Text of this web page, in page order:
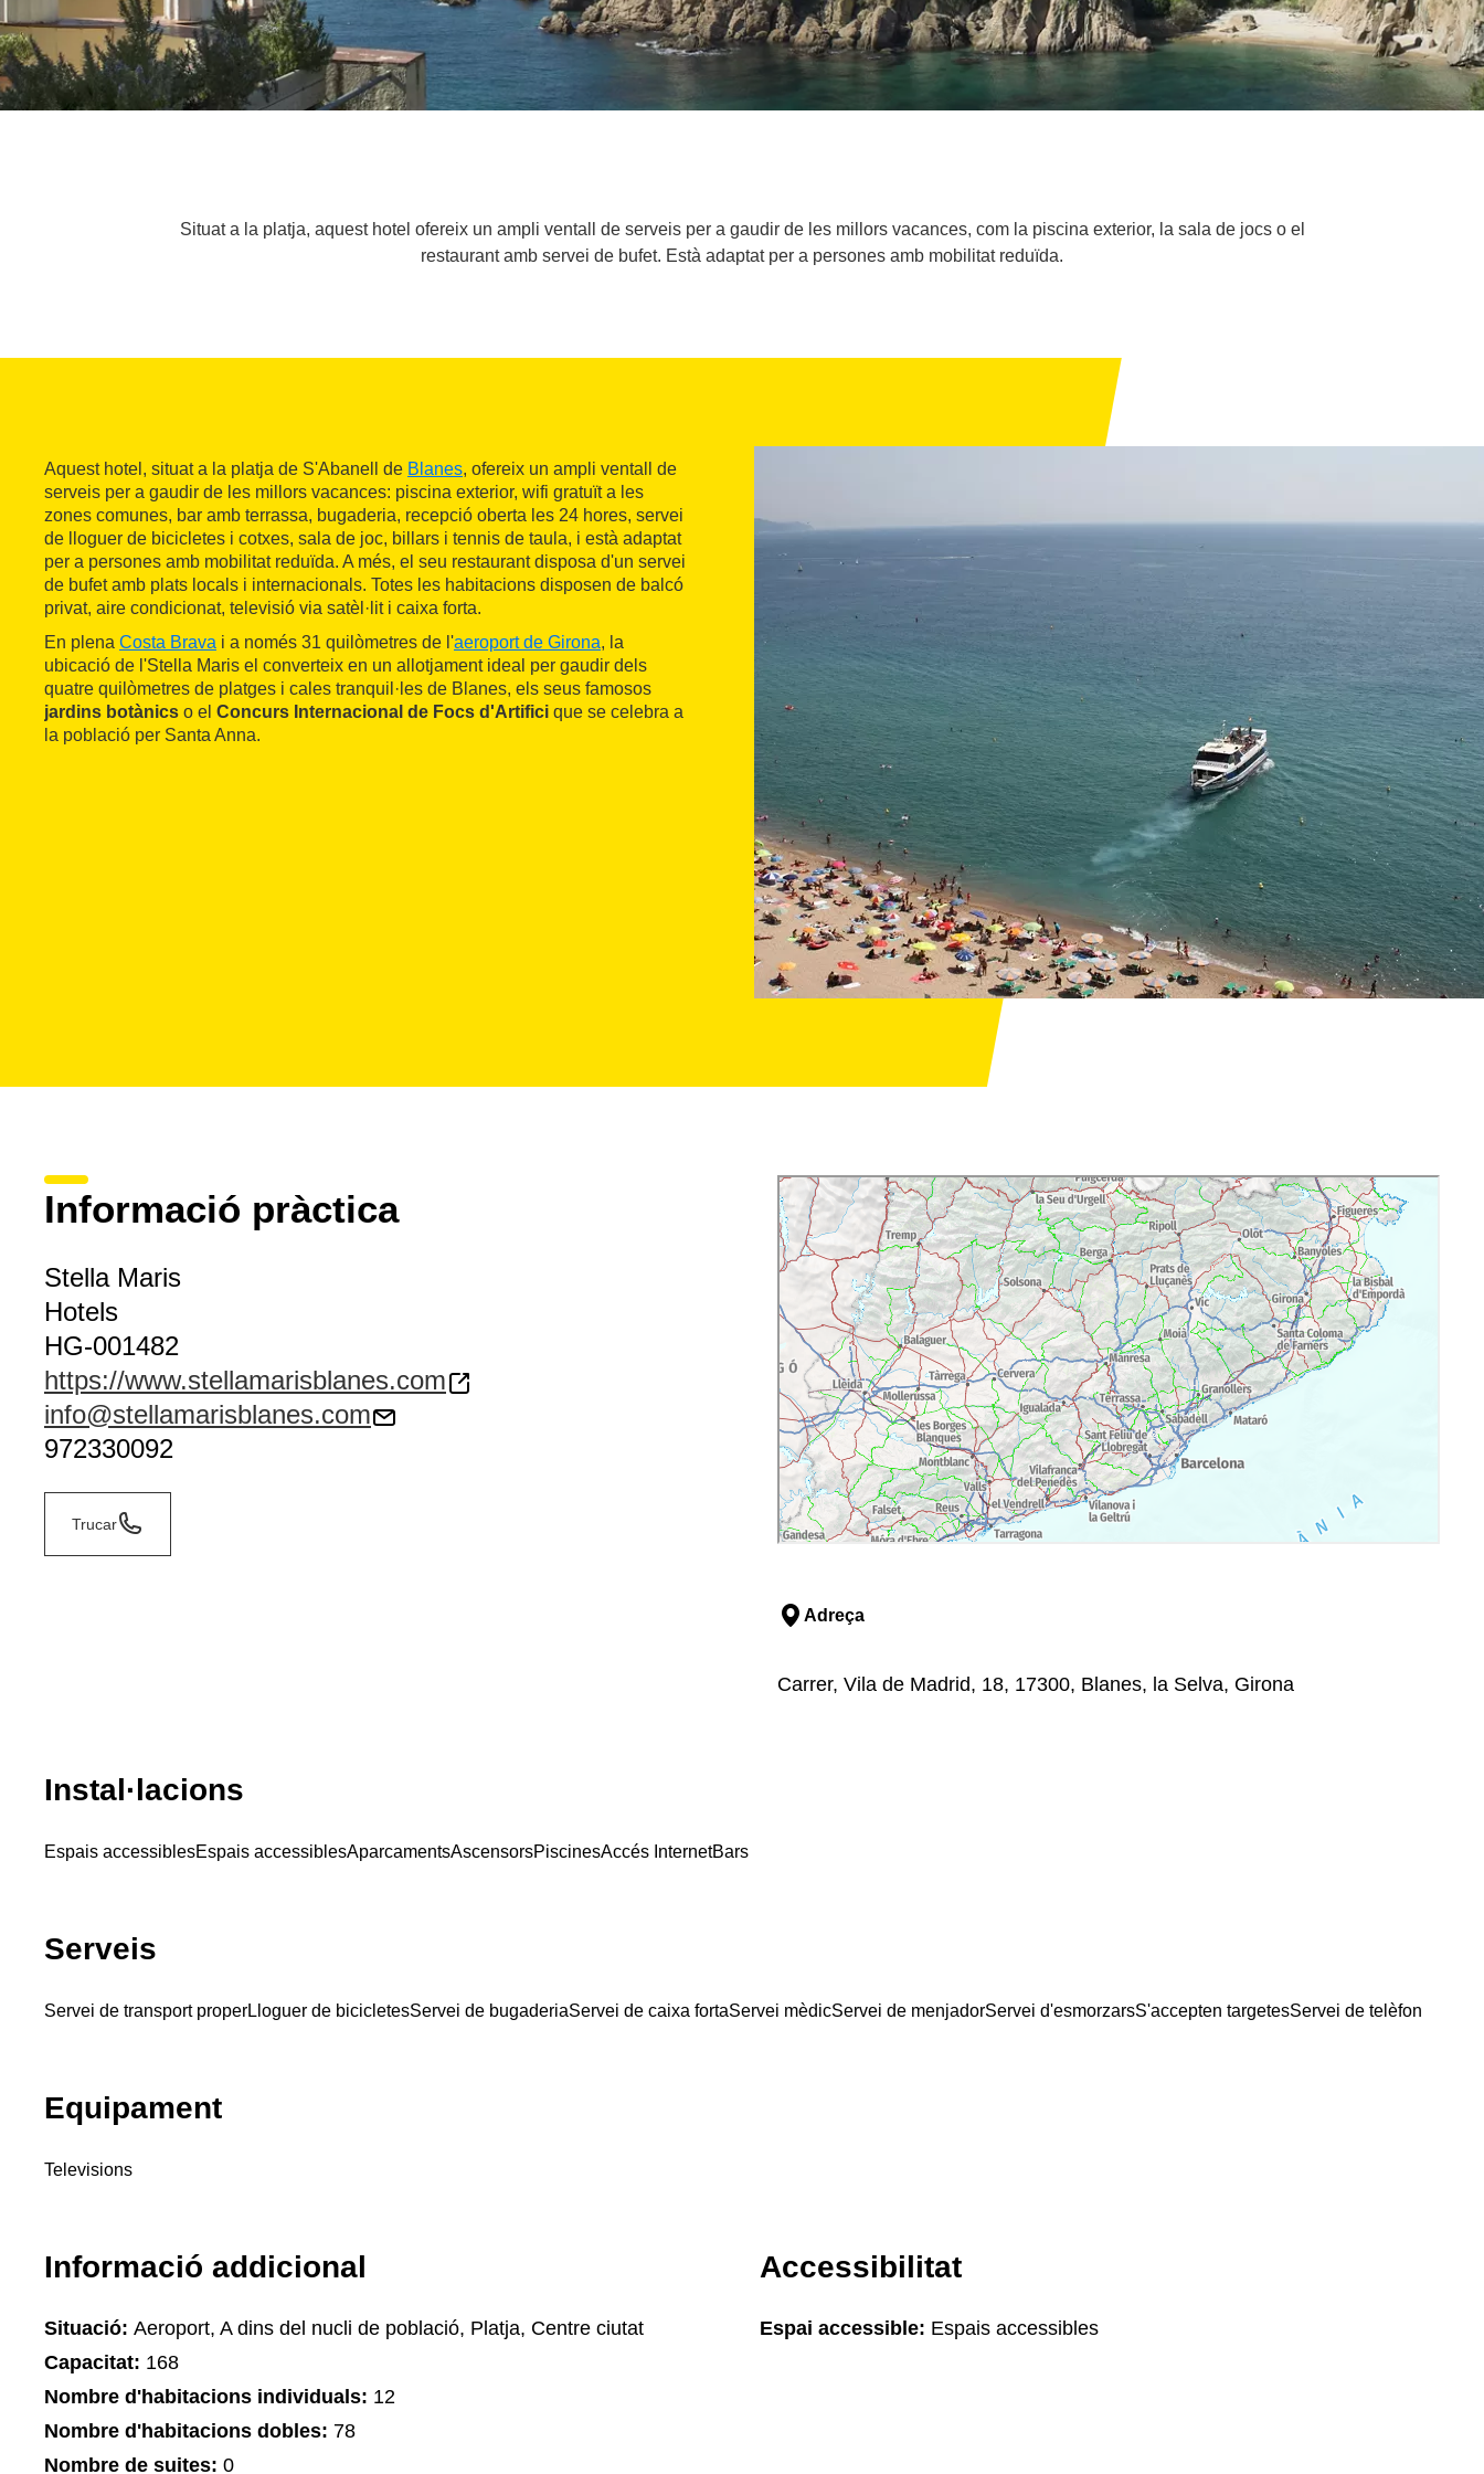
Situat a la platja, aquest hotel ofereix un ampli ventall de serveis per a gaudir de les millors vacances, com la piscina exterior, la sala de jocs o el
restaurant amb servei de bufet. Està adaptat per a persones amb mobilitat reduïda.
Aquest hotel, situat a la platja de S'Abanell de Blanes, ofereix un ampli ventall de
serveis per a gaudir de les millors vacances: piscina exterior, wifi gratuït a les
zones comunes, bar amb terrassa, bugaderia, recepció oberta les 24 hores, servei
de lloguer de bicicletes i cotxes, sala de joc, billars i tennis de taula, i està adaptat
per a persones amb mobilitat reduïda. A més, el seu restaurant disposa d'un servei
de bufet amb plats locals i internacionals. Totes les habitacions disposen de balcó
privat, aire condicionat, televisió via satèl·lit i caixa forta.
En plena Costa Brava i a només 31 quilòmetres de l'aeroport de Girona, la
ubicació de l'Stella Maris el converteix en un allotjament ideal per gaudir dels
quatre quilòmetres de platges i cales tranquil·les de Blanes, els seus famosos
jardins botànics o el Concurs Internacional de Focs d'Artifici que se celebra a
la població per Santa Anna.
Informació pràctica
Stella Maris
Hotels
HG-001482
https://www.stellamarisblanes.com
info@stellamarisblanes.com
972330092
Trucar
Adreça
Carrer, Vila de Madrid, 18, 17300, Blanes, la Selva, Girona
Instal·lacions
Espais accessiblesEspais accessiblesAparcamentsAscensorsPiscinesAccés InternetBars
Serveis
Servei de transport properLloguer de bicicletesServei de bugaderiaServei de caixa fortaServei mèdicServei de menjadorServei d'esmorzarsS'accepten targetesServei de telèfon
Equipament
Televisions
Informació addicional
Situació: Aeroport, A dins del nucli de població, Platja, Centre ciutat
Capacitat: 168
Nombre d'habitacions individuals: 12
Nombre d'habitacions dobles: 78
Nombre de suites: 0
Accessibilitat
Espai accessible: Espais accessibles